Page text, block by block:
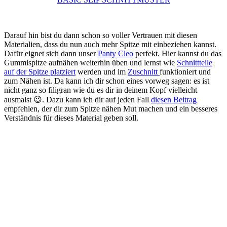
Darauf hin bist du dann schon so voller Vertrauen mit diesen
Materialien, dass du nun auch mehr Spitze mit einbeziehen kannst.
Dafür eignet sich dann unserPanty Cleo perfekt. Hier kannst du das
Gummispitze aufnähen weiterhin üben und lernst wie Schnittteile
auf der Spitze platziert werden und im Zuschnitt funktioniert und
zum Nähen ist. Da kann ich dir schon eines vorweg sagen: es ist
nicht ganz so filigran wie du es dir in deinem Kopf vielleicht
ausmalst 😉. Dazu kann ich dir auf jeden Fall diesen Beitrag
empfehlen, der dir zum Spitze nähen Mut machen und ein besseres
Verständnis für dieses Material geben soll.